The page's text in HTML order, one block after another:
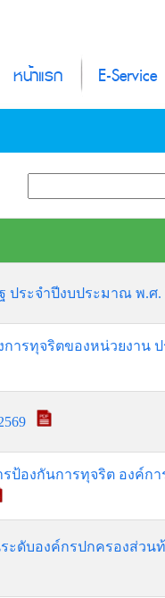
หน้าแรก E-Service
ประจำปีงบประมาณ พ.ศ.
ารทุจริตของหน่วยงาน ป
ป้องกันการทุจริต องค์กา
ะดับองค์กรปกครองส่วน